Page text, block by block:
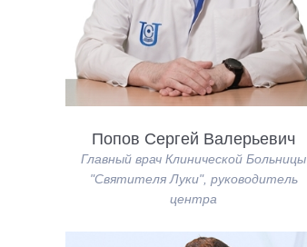
Попов Сергей Валерьевич
Главный врач Клинической Больницы
"Святителя Луки", руководитель
центра